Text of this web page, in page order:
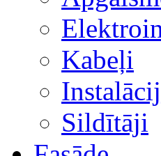
Kabeļi
Sildītāji